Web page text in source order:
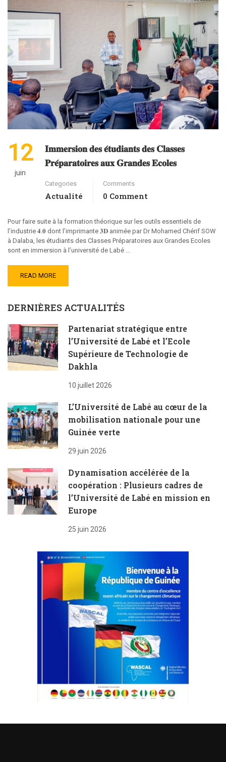
12
juin
𝐈𝐦𝐦𝐞𝐫𝐬𝐢𝐨𝐧 𝐝𝐞𝐬 𝐞́𝐭𝐮𝐝𝐢𝐚𝐧𝐭𝐬 𝐝𝐞𝐬 𝐂𝐥𝐚𝐬𝐬𝐞𝐬
𝐏𝐫𝐞́𝐩𝐚𝐫𝐚𝐭𝐨𝐢𝐫𝐞𝐬 𝐚𝐮𝐱 𝐆𝐫𝐚𝐧𝐝𝐞𝐬 𝐄𝐜𝐨𝐥𝐞𝐬
Categories
Actualité
Comments
0 Comment
Pour faire suite à la formation théorique sur les outils essentiels de
l’industrie 𝟒.𝟎 dont l’imprimante 𝟑𝐃 animée par Dr Mohamed Chérif SOW
à Dalaba, les étudiants des Classes Préparatoires aux Grandes Ecoles
sont en immersion à l’université de Labé …
READ MORE
DERNIÈRES ACTUALITÉS
Partenariat stratégique entre
l’Université de Labé et l’Ecole
Supérieure de Technologie de
Dakhla
10 juillet 2026
L’Université de Labé au cœur de la
mobilisation nationale pour une
Guinée verte
29 juin 2026
Dynamisation accélérée de la
coopération : Plusieurs cadres de
l’Université de Labé en mission en
Europe
25 juin 2026